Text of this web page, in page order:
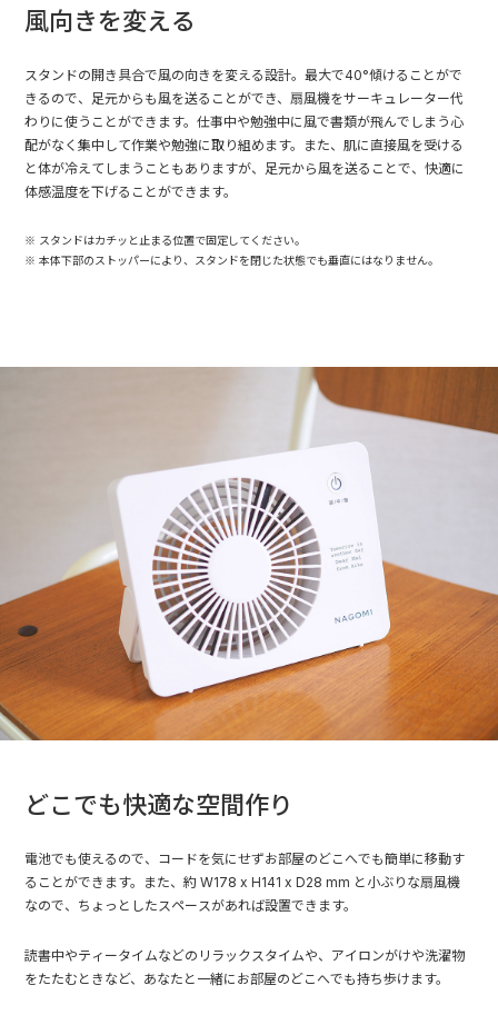
風向きを変える
スタンドの開き具合で風の向きを変える設計。最大で40°傾けることがで
きるので、足元からも風を送ることができ、扇風機をサーキュレーター代
わりに使うことができます。仕事中や勉強中に風で書類が飛んでしまう心
配がなく集中して作業や勉強に取り組めます。また、肌に直接風を受ける
と体が冷えてしまうこともありますが、足元から風を送ることで、快適に
体感温度を下げることができます。
スタンドはカチッと止まる位置で固定してください。
本体下部のストッパーにより、スタンドを閉じた状態でも垂直にはなりません。
どこでも快適な空間作り
電池でも使えるので、コードを気にせずお部屋のどこへでも簡単に移動す
ることができます。また、約 W178 x H141 x D28 mm と小ぶりな扇風機
なので、ちょっとしたスペースがあれば設置できます。
読書中やティータイムなどのリラックスタイムや、アイロンがけや洗濯物
をたたむときなど、あなたと一緒にお部屋のどこへでも持ち歩けます。